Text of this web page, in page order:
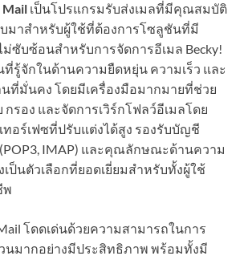
เป็นโปรแกรมรับส่งเมลที่มีคุณสมบัติ
มาสำหรับผู้ใช้ที่ต้องการโซลูชันที่มี
ซับซ้อนสำหรับการจัดการอีเมล Becky!
ที่รู้จักในด้านความยืดหยุ่น ความเร็ว และ
ที่มั่นคง โดยมีเครื่องมือมากมายที่ช่วย
กรอง และจัดการเวิร์กโฟลว์อีเมลโดย
อร์เฟซที่ปรับแต่งได้สูง รองรับบัญชี
IMAP) และคุณลักษณะด้านความ
ป็นตัวเลือกที่ยอดเยี่ยมสำหรับทั้งผู้ใช้
พ
โดดเด่นด้วยความสามารถในการ
นมากอย่างมีประสิทธิภาพ พร้อมทั้งมี